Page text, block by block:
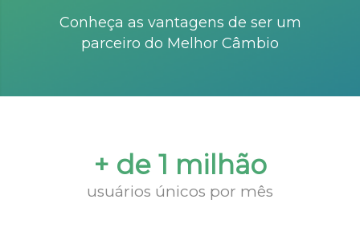
Conheça as vantagens de ser um
parceiro do Melhor Câmbio
+ de 1 milhão
usuários únicos por mês